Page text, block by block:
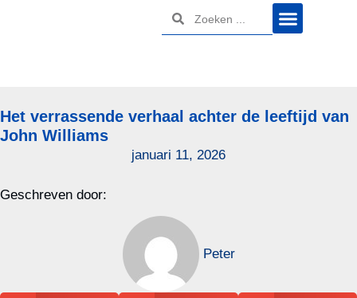
Het verrassende verhaal achter de leeftijd van
John Williams
januari 11, 2026
Geschreven door:
Peter